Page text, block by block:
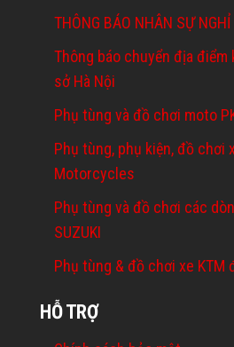
THÔNG BÁO NHÂN SỰ NGHỈ
Thông báo chuyển địa điểm
sở Hà Nội
Phụ tùng và đồ chơi moto
Phụ tùng, phụ kiện, đồ chơi
Motorcycles
Phụ tùng và đồ chơi các
SUZUKI
Phụ tùng & đồ chơi xe KTM
HỖ TRỢ